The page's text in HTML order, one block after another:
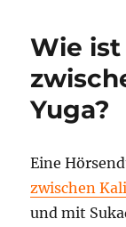
Wie
Yuga?
Eine
zwischen
und mit